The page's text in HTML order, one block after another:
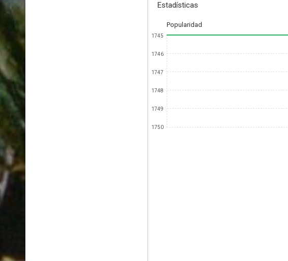
Estadísticas
Popularidad
1745
1746
1747
1748
1749
1750